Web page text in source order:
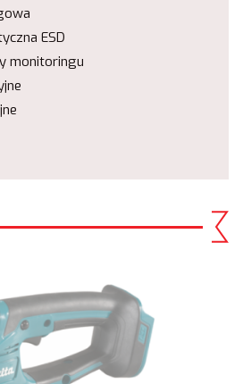
ESD
monitoringu